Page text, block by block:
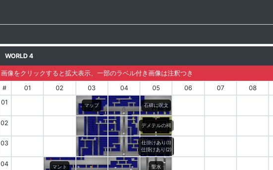
WORLD 4
画像をクリックすると拡大表示、一部のラベル付き画像は注釈つき
#
01 02 03 04 05 06 07
08
01
マップ 石碑に呪文
02 デメテルの祠
03
仕掛けあり(1)
仕掛けあり(2)
04 マント 聖水